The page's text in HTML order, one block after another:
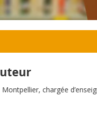
chargée